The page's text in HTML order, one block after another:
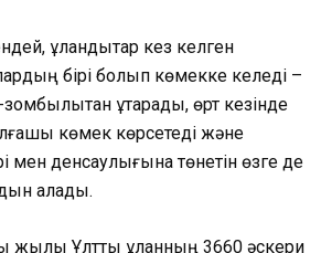
ұландықтар кез келген
бірі болып көмекке келеді –
құтқарады, өрт кезінде
көмек көрсетеді және
мен денсаулығына төнетін өзге де
алады.
жылы Ұлттық ұланның 3660 әскери